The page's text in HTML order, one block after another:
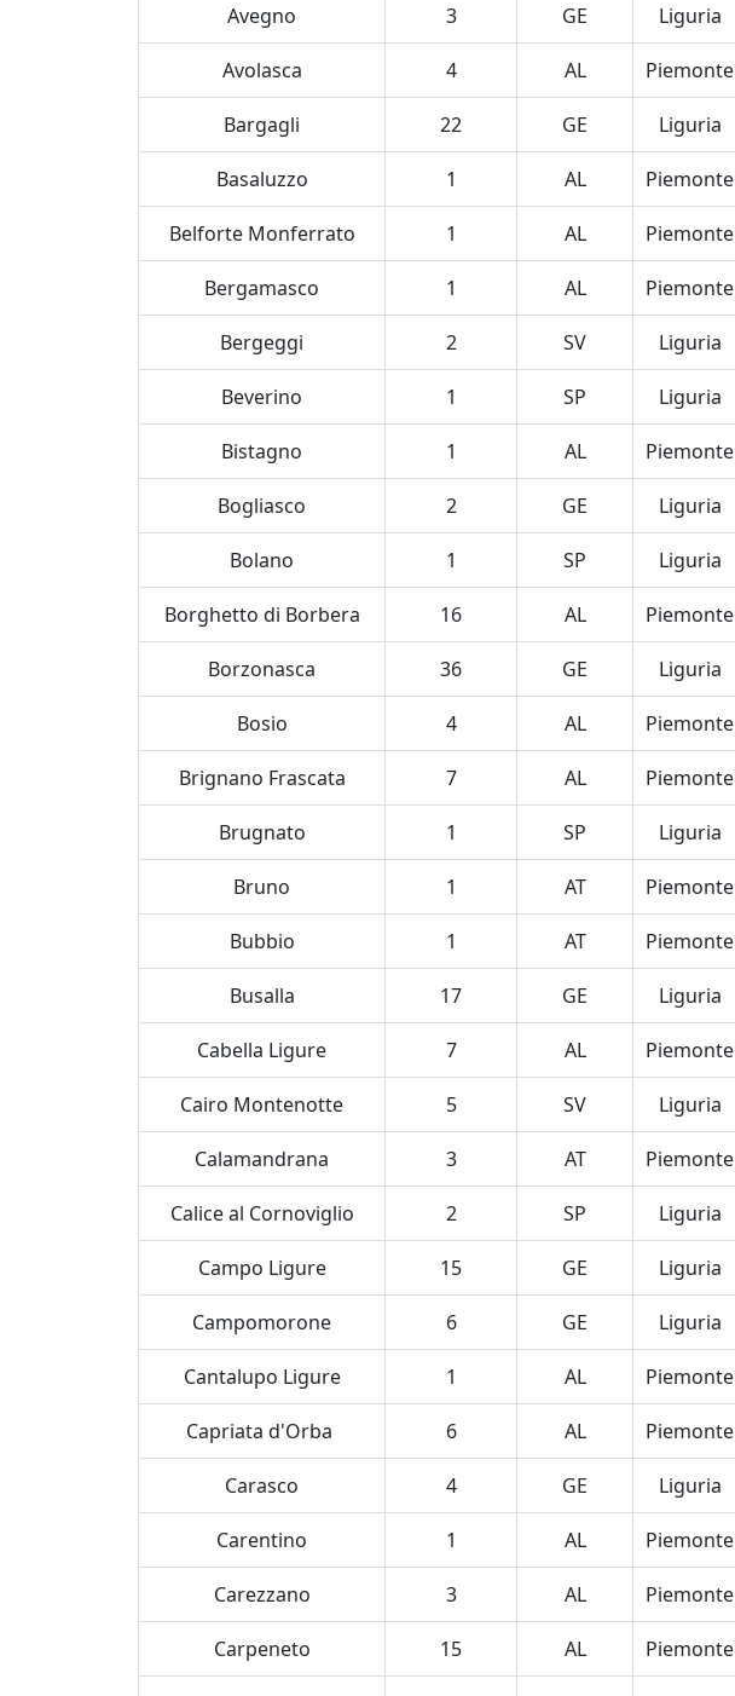
Avegno 3 GE Liguria
Avolasca 4 AL Piemonte
Bargagli 22 GE Liguria
Basaluzzo 1 AL Piemonte
Belforte Monferrato 1 AL Piemonte
Bergamasco 1 AL Piemonte
Bergeggi 2 SV Liguria
Beverino 1 SP Liguria
Bistagno 1 AL Piemonte
Bogliasco 2 GE Liguria
Bolano 1 SP Liguria
Borghetto di Borbera 16 AL Piemonte
Borzonasca 36 GE Liguria
Bosio 4 AL Piemonte
Brignano Frascata 7 AL Piemonte
Brugnato 1 SP Liguria
Bruno 1 AT Piemonte
Bubbio 1 AT Piemonte
Busalla 17 GE Liguria
Cabella Ligure 7 AL Piemonte
Cairo Montenotte 5 SV Liguria
Calamandrana 3 AT Piemonte
Calice al Cornoviglio 2 SP Liguria
Campo Ligure 15 GE Liguria
Campomorone 6 GE Liguria
Cantalupo Ligure 1 AL Piemonte
Capriata d'Orba 6 AL Piemonte
Carasco 4 GE Liguria
Carentino 1 AL Piemonte
Carezzano 3 AL Piemonte
Carpeneto 15 AL Piemonte